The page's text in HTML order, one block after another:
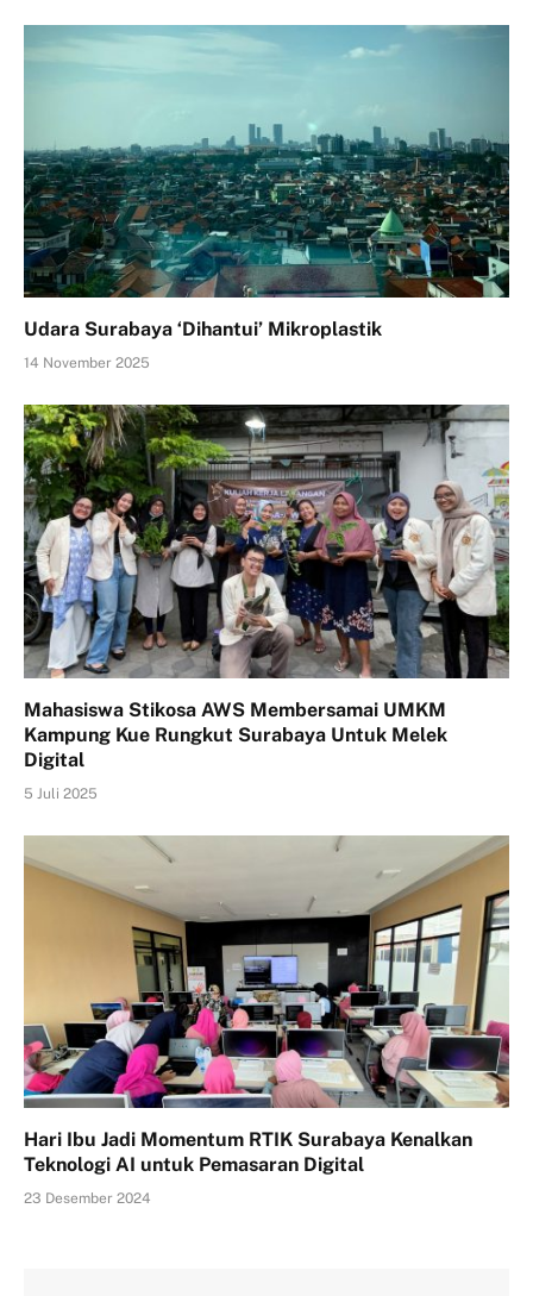
Udara Surabaya ‘Dihantui’ Mikroplastik
14 November 2025
Mahasiswa Stikosa AWS Membersamai UMKM
Kampung Kue Rungkut Surabaya Untuk Melek
Digital
5 Juli 2025
Hari Ibu Jadi Momentum RTIK Surabaya Kenalkan
Teknologi AI untuk Pemasaran Digital
23 Desember 2024